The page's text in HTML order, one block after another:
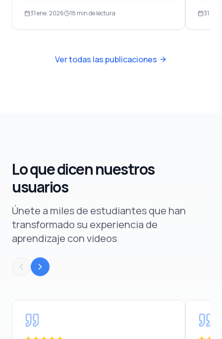
31 ene. 2026 18 min de lectura 31
Ver todas las publicaciones
Lo que dicen nuestros
usuarios
Únete a miles de estudiantes que han
transformado su experiencia de
aprendizaje con videos